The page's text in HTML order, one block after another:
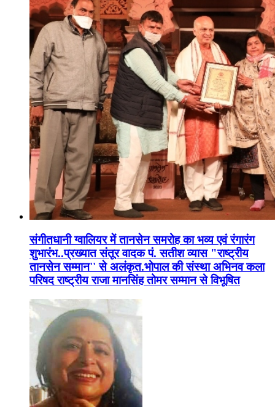
संगीतधानी ग्वालियर में तानसेन समरोह का भव्य एवं रंगारंग
शुभारंभ..प्रख्यात संतूर वादक पं. सतीश व्यास "राष्ट्रीय
तानसेन सम्मान'' से अलंकृत.भोपाल की संस्था अभिनव कला
परिषद राष्ट्रीय राजा मानसिंह तोमर सम्मान से विभूषित